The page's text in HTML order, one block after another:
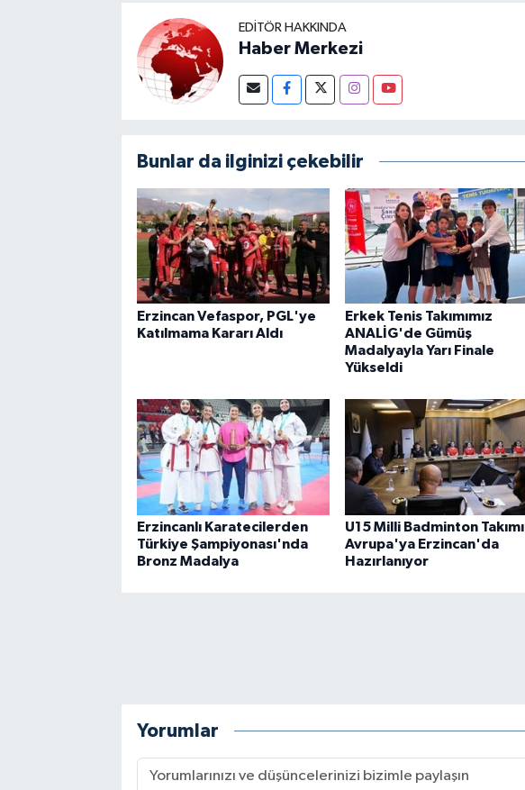
EDITÖR HAKKINDA
Haber Merkezi
Bunlar da ilginizi çekebilir
Erzincan Vefaspor, PGL'ye
Katılmama Kararı Aldı
Erkek Tenis Takımımız
ANALİG'de Gümüş
Madalyayla Yarı Finale
Yükseldi
Erzincanlı Karatecilerden
Türkiye Şampiyonası'nda
Bronz Madalya
U15 Milli Badminton Takımı
Avrupa'ya Erzincan'da
Hazırlanıyor
Yorumlar